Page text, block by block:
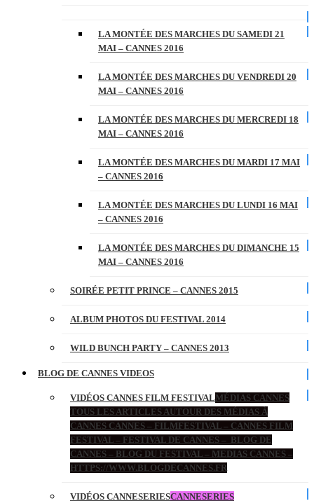
LA MONTÉE DES MARCHES DU SAMEDI 21
MAI – CANNES 2016
LA MONTÉE DES MARCHES DU VENDREDI 20
MAI – CANNES 2016
LA MONTÉE DES MARCHES DU MERCREDI 18
MAI – CANNES 2016
LA MONTÉE DES MARCHES DU MARDI 17 MAI
– CANNES 2016
LA MONTÉE DES MARCHES DU LUNDI 16 MAI
– CANNES 2016
LA MONTÉE DES MARCHES DU DIMANCHE 15
MAI – CANNES 2016
SOIRÉE PETIT PRINCE – CANNES 2015
ALBUM PHOTOS DU FESTIVAL 2014
WILD BUNCH PARTY – CANNES 2013
BLOG DE CANNES VIDEOS
VIDÉOS CANNES FILM FESTIVALMÉDIAS CANNES
TOUS LES ARTICLES AUTOUR DES MÉDIAS À
CANNES CANNES – FILMFESTIVAL – CANNES FILM
FESTIVAL – FESTIVAL DE CANNES – BLOG DE
CANNES – BLOG DU FESTIVAL – MEDIAS CANNES –
HTTPS://WWW.BLOGDECANNES.FR
VIDÉOS CANNESERIESCANNESERIES